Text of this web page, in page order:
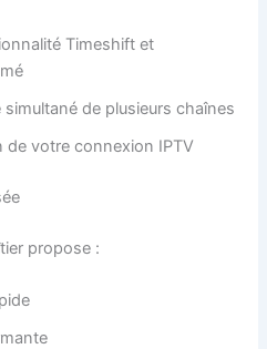
Timeshift et
simultané de plusieurs chaînes
de votre connexion IPTV
propose :